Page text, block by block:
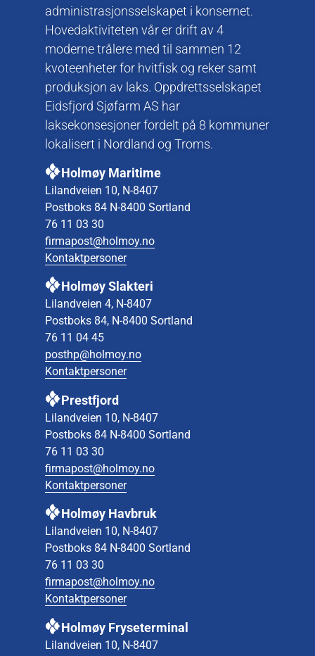
administrasjonsselskapet i konsernet.
Hovedaktiviteten vår er drift av 4
moderne trålere med til sammen 12
kvoteenheter for hvitfisk og reker samt
produksjon av laks. Oppdrettsselskapet
Eidsfjord Sjøfarm AS har
laksekonsesjoner fordelt på 8 kommuner
lokalisert i Nordland og Troms.
Holmøy Maritime
Lilandveien 10, N-8407
Postboks 84 N-8400 Sortland
76 11 03 30
firmapost@holmoy.no
Kontaktpersoner
Holmøy Slakteri
Lilandveien 4, N-8407
Postboks 84, N-8400 Sortland
76 11 04 45
posthp@holmoy.no
Kontaktpersoner
Prestfjord
Lilandveien 10, N-8407
Postboks 84 N-8400 Sortland
76 11 03 30
firmapost@holmoy.no
Kontaktpersoner
Holmøy Havbruk
Lilandveien 10, N-8407
Postboks 84 N-8400 Sortland
76 11 03 30
firmapost@holmoy.no
Kontaktpersoner
Holmøy Fryseterminal
Lilandveien 10, N-8407